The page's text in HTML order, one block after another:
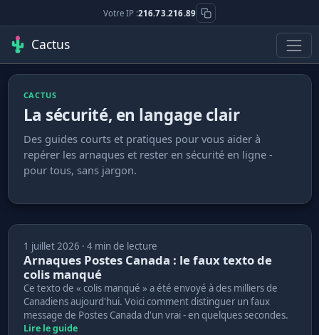
Votre IP :216.73.216.89
Cactus
CACTUS
La sécurité, en langage clair
Des guides courts et pratiques pour vous aider à
repérer les arnaques et rester en sécurité en ligne -
pour tous, sans jargon.
1 juillet 2026 · 4 min de lecture
Arnaques Postes Canada : le faux texto de
colis manqué
Ce texto de « colis manqué » a été envoyé à des milliers de
Canadiens aujourd'hui. Voici comment distinguer un faux
message de Postes Canada d'un vrai - en quelques secondes.
Lire le guide